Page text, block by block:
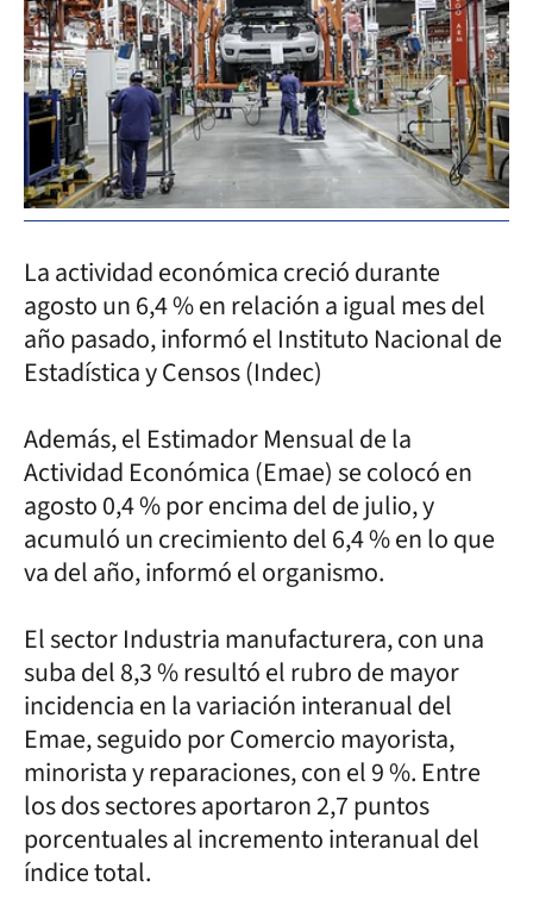
La actividad económica creció durante
agosto un 6,4 % en relación a igual mes del
año pasado, informó el Instituto Nacional de
Estadística y Censos (Indec)
Además, el Estimador Mensual de la
Actividad Económica (Emae) se colocó en
agosto 0,4 % por encima del de julio, y
acumuló un crecimiento del 6,4 % en lo que
va del año, informó el organismo.
El sector Industria manufacturera, con una
suba del 8,3 % resultó el rubro de mayor
incidencia en la variación interanual del
Emae, seguido por Comercio mayorista,
minorista y reparaciones, con el 9 %. Entre
los dos sectores aportaron 2,7 puntos
porcentuales al incremento interanual del
índice total.